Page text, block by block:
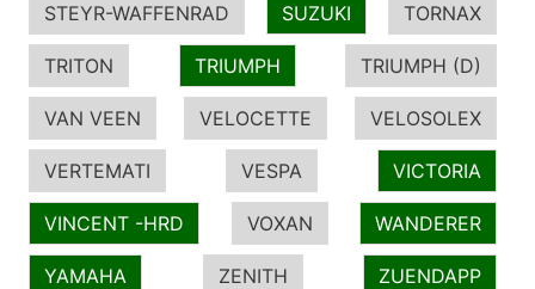
STEYR-WAFFENRAD SUZUKI TORNAX
TRITON TRIUMPH TRIUMPH (D)
VAN VEEN VELOCETTE VELOSOLEX
VERTEMATI VESPA VICTORIA
VINCENT -HRD VOXAN WANDERER
YAMAHA ZENITH ZUENDAPP